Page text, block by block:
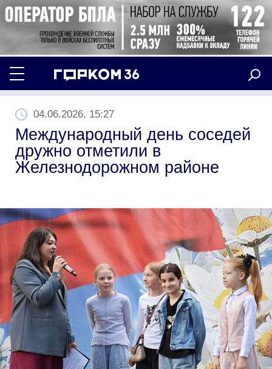
04.06.2026, 15:27
Международный день соседей
дружно отметили в
Железнодорожном районе